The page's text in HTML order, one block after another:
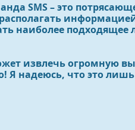
SMS – это
наиболее подходящее
извлечь огромную
Я надеюсь, что это